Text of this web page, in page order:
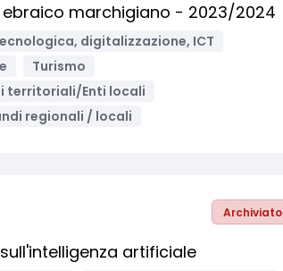
marchigiano - 2023/2024
digitalizzazione, ICT
Turismo
territoriali/Enti locali
regionali / locali
Archiviato
artificiale